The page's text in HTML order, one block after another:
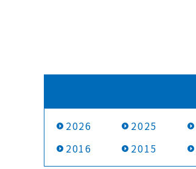
2026 2025
2016
2015